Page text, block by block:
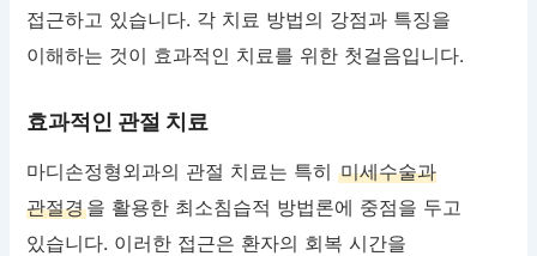
접근하고 있습니다. 각 치료 방법의 강점과 특징을
이해하는 것이 효과적인 치료를 위한 첫걸음입니다.
효과적인 관절 치료
마디손정형외과의 관절 치료는 특히미세수술과
관절경을 활용한 최소침습적 방법론에 중점을 두고
있습니다. 이러한 접근은 환자의 회복 시간을